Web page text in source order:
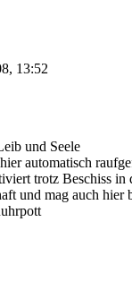
13:52
und Seele
automatisch
trotz Beschiss
und mag auch hier